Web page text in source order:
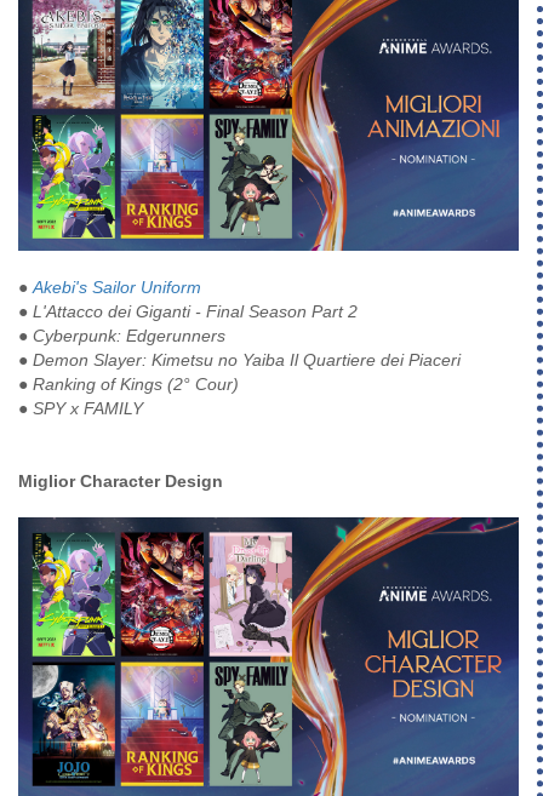
● Akebi's Sailor Uniform
● L'Attacco dei Giganti - Final Season Part 2
● Cyberpunk: Edgerunners
● Demon Slayer: Kimetsu no Yaiba Il Quartiere dei Piaceri
● Ranking of Kings (2° Cour)
● SPY x FAMILY
Miglior Character Design